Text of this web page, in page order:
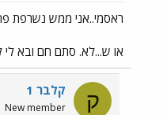
ראסמי..אני ממש נשרפת
או ש...לא. סתם חם ובא
ק קלבר 1
New member